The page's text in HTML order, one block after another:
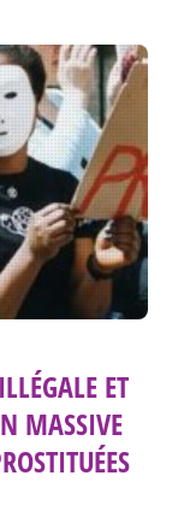
ET
MASSIVE